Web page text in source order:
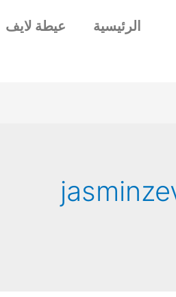
الرئيسية عيطة لايف